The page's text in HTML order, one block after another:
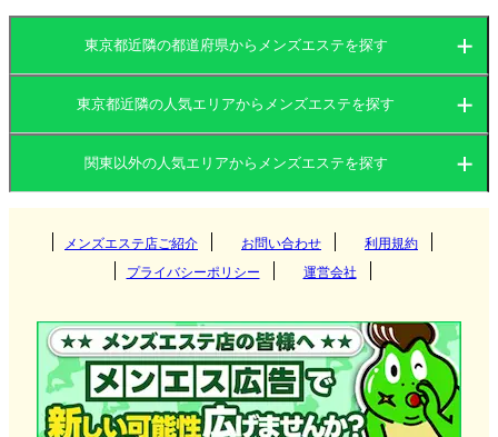
王子がメンズエステの愛好家から「深くリラックス
できる場所」として支持されているのには、3つの明
① 3路線利用可能な「スマートな機動力」
ます。都心を縦断する京浜東北線と南北線が交差し
ているため、飯田橋や永田町、目黒方面からのアク
セスも非常にスムーズです。仕事帰りにわざわざ繁
華街へ繰り出す必要がなく、スマートに「癒やし」
へと直行できる機動力こそが、多忙なビジネスマン
に選ばれる第一の理由です。
② 繁華街の喧騒を忘れる「圧倒的な秘匿性」
王子は行政施設や住宅街が中心の街であり、メンズ
エステ店舗の多くは人通りを避けた閑静なエリア
や、清潔感あふれるマンションの一室に位置してい
ます。赤羽や上野のような「夜の街」のイメージが
東京都近隣の都道府県からメンズエステを探す
茨城県 群馬県
栃木県 東京都
神奈川県 千葉県
東京都近隣の人気エリアからメンズエステを探す
つくば
守谷
神栖
群馬県
伊勢崎
太田
宇都宮
那須塩原
東京都
新宿 神奈川県
関東以外の人気エリアからメンズエステを探す
関西
兵庫県 滋賀県
奈良県 和歌山県
愛知県 岐阜県
三重県 静岡県
北海道・東北
北海道 岩手県
九州・沖縄
メンズエステ店ご紹介 お問い合わせ
利用規約
プライバシーポリシー
運営会社